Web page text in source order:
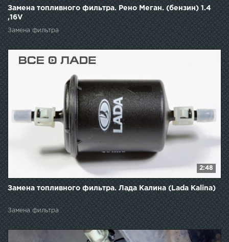
Замена топливного фильтра. Рено Меган. (бензин) 1.4
,16V
Замена фильтра
2:48
Замена топливного фильтра. Лада Калина (Lada Kalina)
Замена фильтра